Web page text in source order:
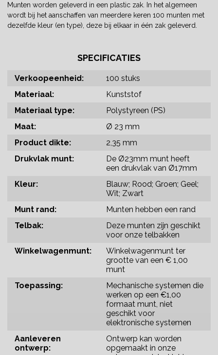
Munten worden geleverd in een plastic zak. In het algemeen
wordt bij het aanschaffen van meerdere keren 100 munten met
dezelfde kleur (en type), deze bij elkaar in één zak geleverd.
SPECIFICATIES
Verkoopeenheid:
100 stuks
Materiaal:
Kunststof
Materiaal type:
Polystyreen (PS)
Maat:
Ø 23 mm
Product dikte:
2,35 mm
Drukvlak munt:
De Ø23mm munt heeft
een drukvlak van Ø17mm
Kleur:
Blauw; Rood; Groen; Geel;
Wit; Zwart
Munt rand:
Munten hebben een rand
Telbak:
Deze munten zijn geschikt
voor onze telbakken
Winkelwagenmunt:
Winkelwagenmunt ter
grootte van een € 1,00
munt
Toepassing:
Mechanische systemen die
werken op een €1,00
formaat munt, niet
geschikt voor
elektronische systemen
Aanleveren
ontwerp:
Ontwerp kan worden
opgemaakt in onze